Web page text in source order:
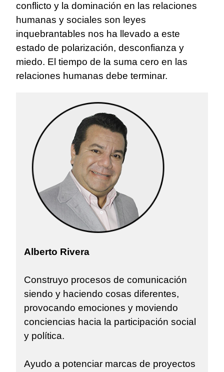
conflicto y la dominación en las relaciones
humanas y sociales son leyes
inquebrantables nos ha llevado a este
estado de polarización, desconfianza y
miedo. El tiempo de la suma cero en las
relaciones humanas debe terminar.
Alberto Rivera
Construyo procesos de comunicación
siendo y haciendo cosas diferentes,
provocando emociones y moviendo
conciencias hacia la participación social
y política.
Ayudo a potenciar marcas de proyectos